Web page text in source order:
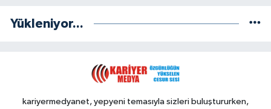
Yükleniyor...
kariyermedyanet, yepyeni temasıyla sizleri buluştururken,